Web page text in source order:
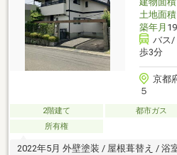
土地面積
築年月
バス/
歩3分
京都
５
2階建て 都市ガス
所有権
2022年5月 外壁塗装 / 屋根葺替え / 浴